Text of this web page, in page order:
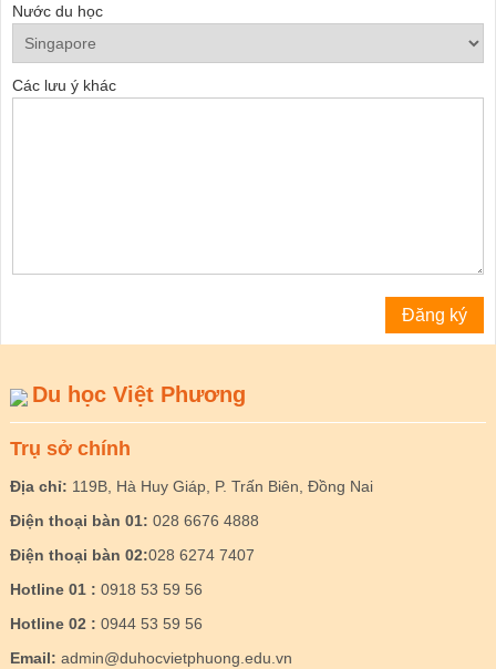
Nước du học
Các lưu ý khác
Du học Việt Phương
Trụ sở chính
Địa chỉ: 119B, Hà Huy Giáp, P. Trấn Biên, Đồng Nai
Điện thoại bàn 01: 028 6676 4888
Điện thoại bàn 02:028 6274 7407
Hotline 01 : 0918 53 59 56
Hotline 02 : 0944 53 59 56
Email: admin@duhocvietphuong.edu.vn